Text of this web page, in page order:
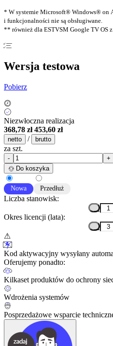
* W systemie Microsoft® Windows® on
i funkcjonalności nie są obsługiwane.
** również dla ESTVSM Google TV OS
Wersja testowa
Pobierz
Niezwłoczna realizacja
368,78 zł 453,60 zł
netto / brutto
za szt.
-
+
Do koszyka
Nowa Przedłuż
Liczba stanowisk:
–
Okres licencji (lata):
–
Kod aktywacyjny wysyłany
Oferujemy ponadto:
Kilkaset produktów do ochrony
Wdrożenia systemów
Posprzedażowe wsparcie